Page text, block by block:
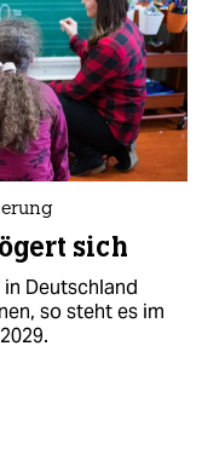
sich
Deutschland
so steht es im